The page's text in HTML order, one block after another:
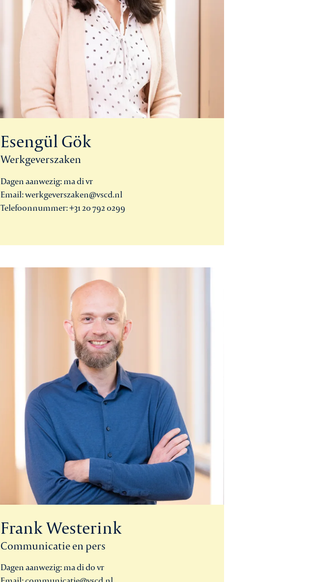
Esengül Gök
Werkgeverszaken
Dagen aanwezig: ma di vr
Email: werkgeverszaken@vscd.nl
Telefoonnummer: +31 20 792 0299
Frank Westerink
Communicatie en pers
Dagen aanwezig: ma di do vr